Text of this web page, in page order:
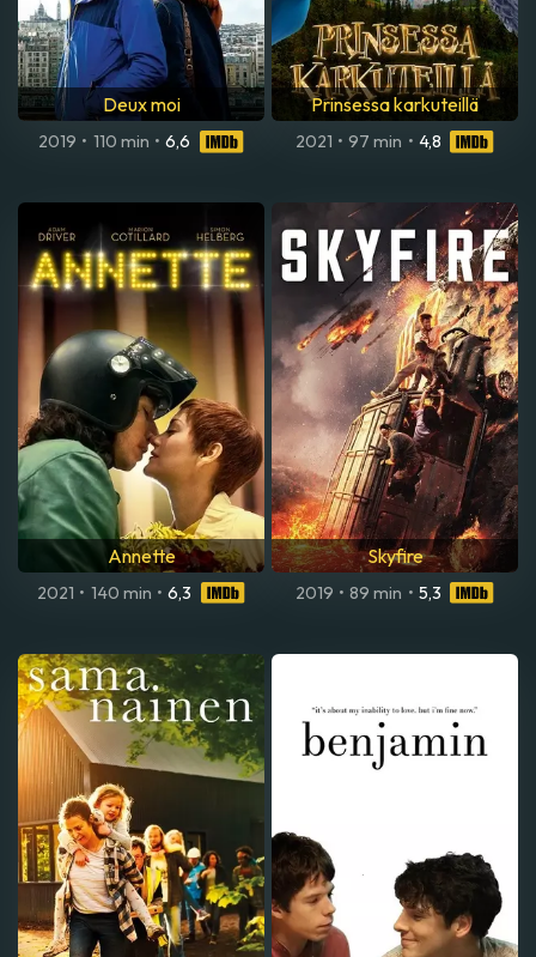
Deux moi
2019 • 110 min • 6,6
Prinsessa karkuteillä
2021 • 97 min • 4,8
Annette
2021 • 140 min • 6,3
Skyfire
2019 • 89 min • 5,3